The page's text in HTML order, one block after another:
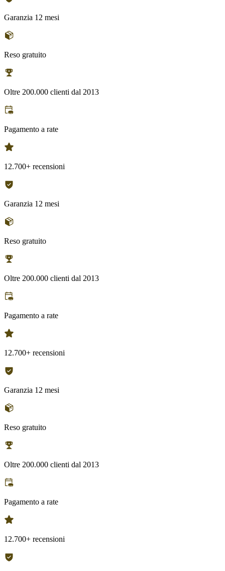
Garanzia 12 mesi
Reso gratuito
Oltre 200.000 clienti dal 2013
Pagamento a rate
12.700+ recensioni
Garanzia 12 mesi
Reso gratuito
Oltre 200.000 clienti dal 2013
Pagamento a rate
12.700+ recensioni
Garanzia 12 mesi
Reso gratuito
Oltre 200.000 clienti dal 2013
Pagamento a rate
12.700+ recensioni